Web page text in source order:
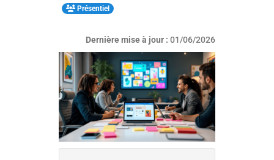
Présentiel
Dernière mise à jour :01/06/2026